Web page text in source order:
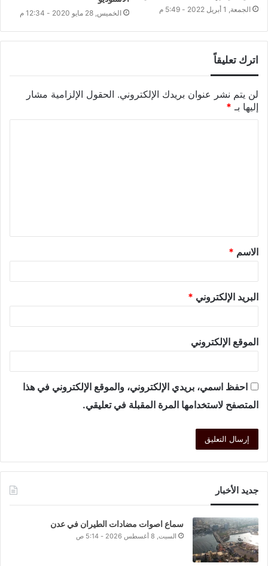
الجمعة, 1 أبريل 2022 - 5:49 م الخميس, 28 مايو 2020 - 12:34 م
اترك تعليقاً
لن يتم نشر عنوان بريدك الإلكتروني. الحقول الإلزامية مشار
إليها بـ *
الاسم *
البريد الإلكتروني *
الموقع الإلكتروني
احفظ اسمي، بريدي الإلكتروني، والموقع الإلكتروني في هذا
المتصفح لاستخدامها المرة المقبلة في تعليقي.
جديد الأخبار
سماع اصوات مضادات الطيران في عدن
السبت, 8 أغسطس 2026 - 5:14 ص